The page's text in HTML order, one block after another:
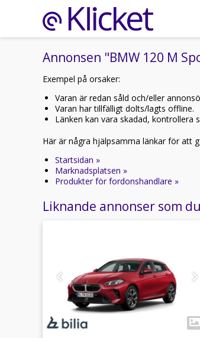
Annonsen "BMW 120 M
Exempel på orsaker:
Varan är redan såld och/eller
Varan har tillfälligt dolts/lagts offline.
Länken kan vara skadad, kontrollera
Här är några hjälpsamma länkar för att
Startsidan »
Marknadsplatsen »
Produkter för fordonshandlare »
Liknande annonser som